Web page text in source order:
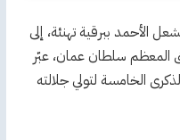
الأحمد ببرقية تهنئة، إلى
المعظم سلطان عمان، عبّر
الخامسة لتولي جلالته